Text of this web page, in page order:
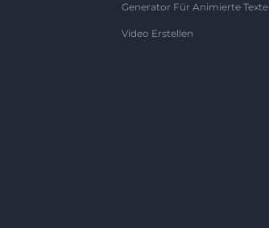
Generator Für Animierte Texte
Video Erstellen